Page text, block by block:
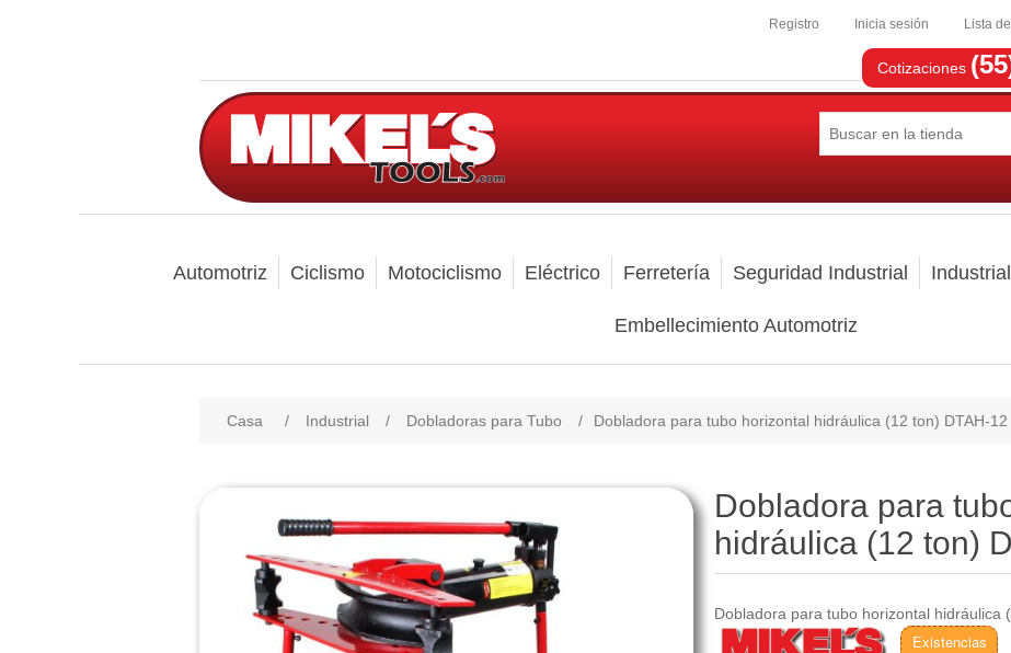
Registro Inicia sesión Lista
Cotizaciones
Automotriz Ciclismo Motociclismo Eléctrico Ferretería Seguridad Industrial Industrial
Embellecimiento Automotriz
Casa / Industrial / Dobladoras para Tubo / Dobladora para tubo horizontal hidráulica (12 ton) DTAH-12
Dobladora para
hidráulica (12 ton)
Dobladora para tubo horizontal hidráulica
Existencias